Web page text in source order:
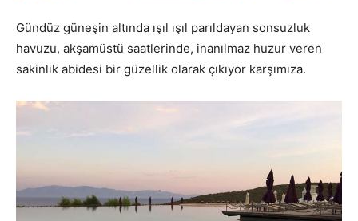
Gündüz güneşin altında ışıl ışıl parıldayan sonsuzluk
havuzu, akşamüstü saatlerinde, inanılmaz huzur veren
sakinlik abidesi bir güzellik olarak çıkıyor karşımıza.